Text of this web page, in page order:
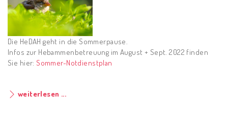
Die HeDAH geht in die Sommerpause.
Infos zur Hebammenbetreuung im August + Sept. 2022 finden
Sie hier:Sommer-Notdienstplan
weiterlesen ...